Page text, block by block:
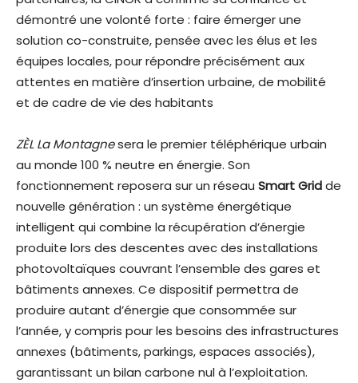
démontré une volonté forte : faire émerger une
solution co-construite, pensée avec les élus et les
équipes locales, pour répondre précisément aux
attentes en matière d’insertion urbaine, de mobilité
et de cadre de vie des habitants
ZÈL La Montagnesera le premier téléphérique urbain
au monde 100 % neutre en énergie. Son
fonctionnement reposera sur un réseau Smart Gridde
nouvelle génération : un système énergétique
intelligent qui combine la récupération d’énergie
produite lors des descentes avec des installations
photovoltaïques couvrant l’ensemble des gares et
bâtiments annexes. Ce dispositif permettra de
produire autant d’énergie que consommée sur
l’année, y compris pour les besoins des infrastructures
annexes (bâtiments, parkings, espaces associés),
garantissant un bilan carbone nul à l’exploitation.